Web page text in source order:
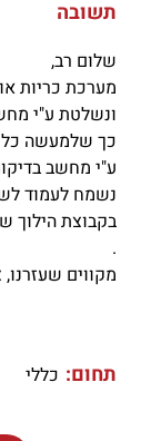
תשובה
שלום רב,
מערכת כריות
ונשלטת ע"י
כך שלמעשה כל
ע"י מחשב
נשמח לעמוד
בקבוצת הילוך
.
מקווים
תחום: כללי